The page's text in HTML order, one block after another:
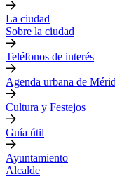
La ciudad
Sobre la ciudad
Teléfonos de interés
Agenda urbana de
Cultura y Festejos
Guía útil
Ayuntamiento
Alcalde